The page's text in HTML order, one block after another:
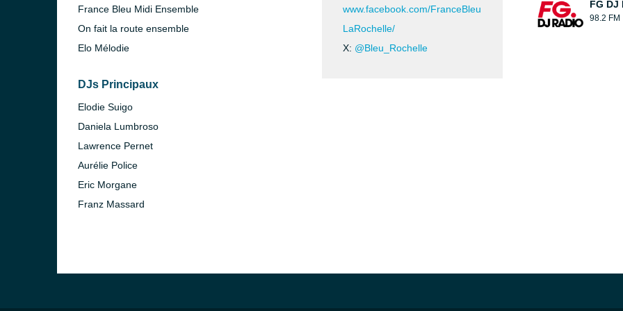
France Bleu Midi Ensemble
On fait la route ensemble
Elo Mélodie
DJs Principaux
Elodie Suigo
Daniela Lumbroso
Lawrence Pernet
Aurélie Police
Eric Morgane
Franz Massard
www.facebook.com/FranceBleu
LaRochelle/
X: @Bleu_Rochelle
FG DJ
98.2 FM